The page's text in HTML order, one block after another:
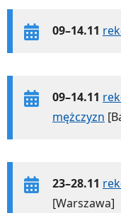
09–14.11
09–14.11
mężczyzn
23–28.11
[Warszawa]